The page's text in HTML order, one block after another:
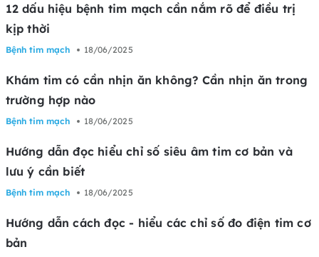
12 dấu hiệu bệnh tim mạch cần nắm rõ để điều trị
kịp thời
Bệnh tim mạch 18/06/2025
Khám tim có cần nhịn ăn không? Cần nhịn ăn trong
trường hợp nào
Bệnh tim mạch 18/06/2025
Hướng dẫn đọc hiểu chỉ số siêu âm tim cơ bản và
lưu ý cần biết
Bệnh tim mạch 18/06/2025
Hướng dẫn cách đọc - hiểu các chỉ số đo điện tim cơ
bản